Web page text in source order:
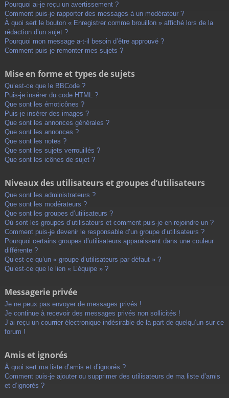
Pourquoi ai-je reçu un avertissement ?
Comment puis-je rapporter des messages à un modérateur ?
À quoi sert le bouton « Enregistrer comme brouillon » affiché lors de la
rédaction d’un sujet ?
Pourquoi mon message a-t-il besoin d’être approuvé ?
Comment puis-je remonter mes sujets ?
Mise en forme et types de sujets
Qu’est-ce que le BBCode ?
Puis-je insérer du code HTML ?
Que sont les émoticônes ?
Puis-je insérer des images ?
Que sont les annonces générales ?
Que sont les annonces ?
Que sont les notes ?
Que sont les sujets verrouillés ?
Que sont les icônes de sujet ?
Niveaux des utilisateurs et groupes d’utilisateurs
Que sont les administrateurs ?
Que sont les modérateurs ?
Que sont les groupes d’utilisateurs ?
Où sont les groupes d’utilisateurs et comment puis-je en rejoindre un ?
Comment puis-je devenir le responsable d’un groupe d’utilisateurs ?
Pourquoi certains groupes d’utilisateurs apparaissent dans une couleur
différente ?
Qu’est-ce qu’un « groupe d’utilisateurs par défaut » ?
Qu’est-ce que le lien « L’équipe » ?
Messagerie privée
Je ne peux pas envoyer de messages privés !
Je continue à recevoir des messages privés non sollicités !
J’ai reçu un courrier électronique indésirable de la part de quelqu’un sur ce
forum !
Amis et ignorés
À quoi sert ma liste d’amis et d’ignorés ?
Comment puis-je ajouter ou supprimer des utilisateurs de ma liste d’amis
et d’ignorés ?